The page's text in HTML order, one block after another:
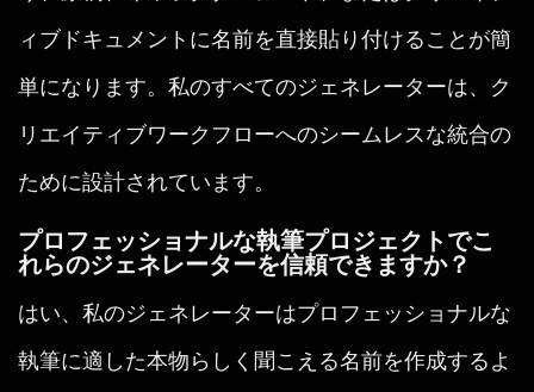
ィブドキュメントに名前を直接貼り付けることが簡
単になります。私のすべてのジェネレーターは、ク
リエイティブワークフローへのシームレスな統合の
ために設計されています。
プロフェッショナルな執筆プロジェクトでこ
れらのジェネレーターを信頼できますか？
はい、私のジェネレーターはプロフェッショナルな
執筆に適した本物らしく聞こえる名前を作成するよ